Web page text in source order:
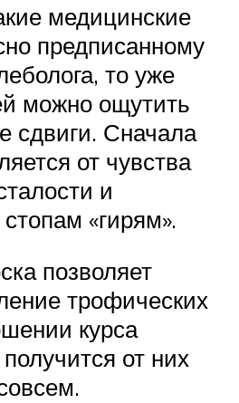
медицинские
предписанному
то уже
можно ощутить
сдвиги. Сначала
от чувства
и
«гирям».
позволяет
трофических
курса
от них